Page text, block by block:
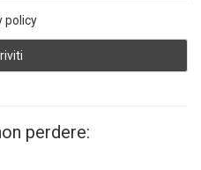
policy
perdere: